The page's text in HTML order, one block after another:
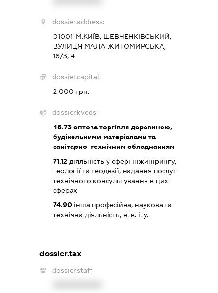
dossier.address:
01001, М.КИЇВ, ШЕВЧЕНКІВСЬКИЙ,
ВУЛИЦЯ МАЛА ЖИТОМИРСЬКА,
16/3, 4
dossier.capital:
2 000 грн.
dossier.kveds:
46.73оптова торгівля деревиною,
будівельними матеріалами та
санітарно-технічним обладнанням
71.12діяльність у сфері інжинірингу,
геології та геодезії, надання послуг
технічного консультування в цих
сферах
74.90інша професійна, наукова та
технічна діяльність, н. в. і. у.
dossier.tax
dossier.staff